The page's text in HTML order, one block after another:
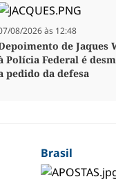
08/2026 às 12:48
de Jaques
Polícia Federal é
pedido da defesa
Brasil